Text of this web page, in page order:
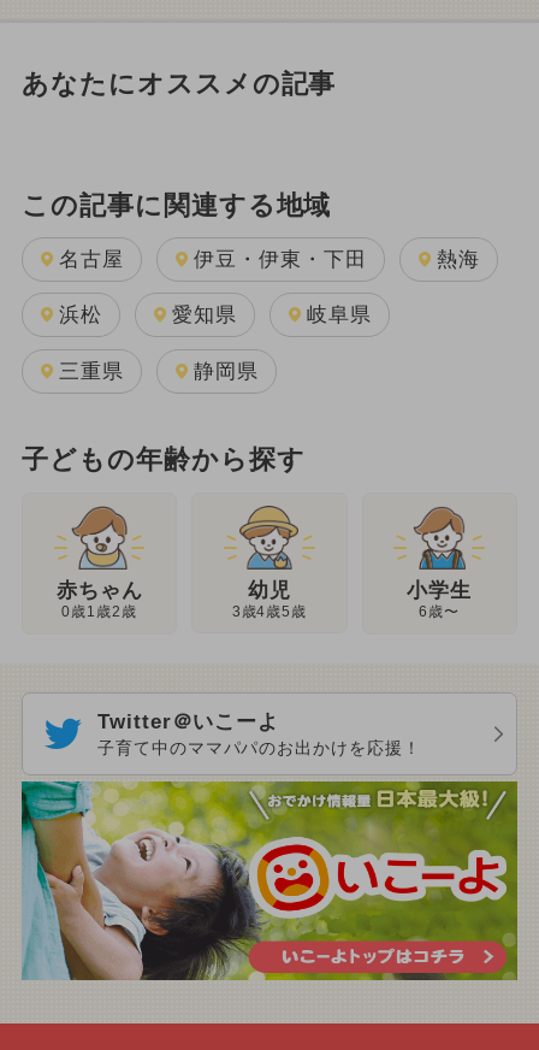
あなたにオススメの記事
この記事に関連する地域
名古屋 伊豆・伊東・下田 熱海
浜松 愛知県 岐阜県
三重県 静岡県
子どもの年齢から探す
赤ちゃん
0歳1歳2歳
幼児
3歳4歳5歳
小学生
6歳〜
Twitter＠いこーよ
子育て中のママパパのお出かけを応援！